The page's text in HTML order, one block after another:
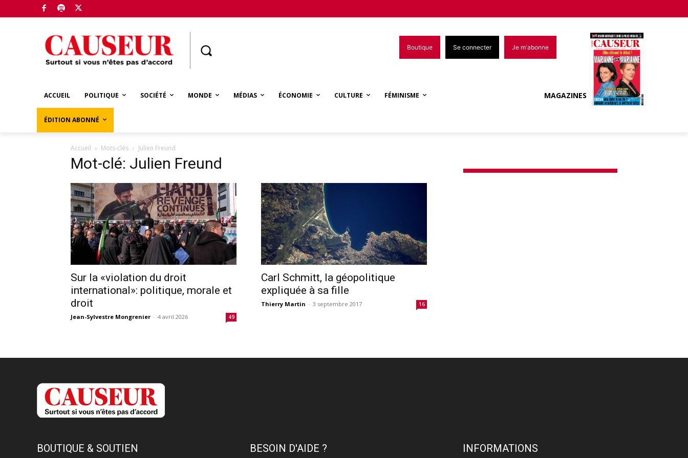
Boutique Se connecter Je m'abonne
ACCUEIL POLITIQUE SOCIÉTÉ MONDE MÉDIAS ÉCONOMIE CULTURE FÉMINISME
ÉDITION ABONNÉ
MAGAZINES
Accueil Mots-clés Julien Freund
Mot-clé: Julien Freund
Sur la «violation du droit
international»: politique, morale et
droit
Jean-Sylvestre Mongrenier - 4 avril 2026 49
Carl Schmitt, la géopolitique
expliquée à sa fille
Thierry Martin - 3 septembre 2017 16
BOUTIQUE & SOUTIEN BESOIN D'AIDE ? INFORMATIONS